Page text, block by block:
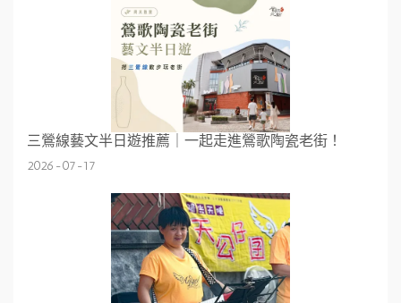
三鶯線藝文半日遊推薦｜一起走進鶯歌陶瓷老街！
2026-07-17